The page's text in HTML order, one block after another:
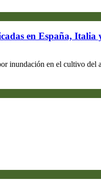
en España, Italia
inundación en el cultivo del